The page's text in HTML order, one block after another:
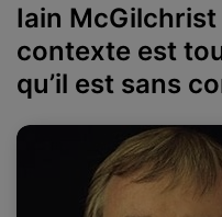
Iain McGilchrist
contexte est
qu’il est sans